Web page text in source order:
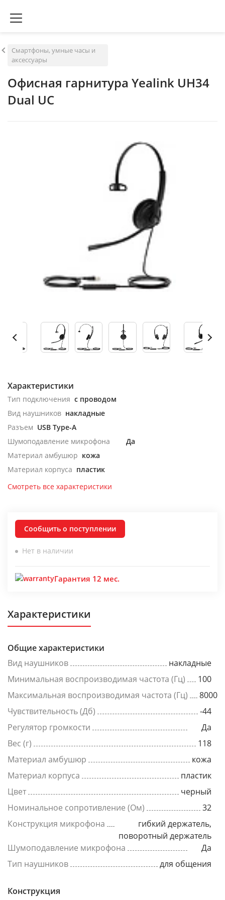
Смартфоны, умные часы и
аксессуары
Офисная гарнитура Yealink UH34
Dual UC
Характеристики
Тип подключения с проводом
Вид наушников накладные
Разъем USB Type-A
Шумоподавление микрофона
Да
Материал амбушюр кожа
Материал корпуса пластик
Смотреть все характеристики
Сообщить о поступлении
Нет в наличии
Гарантия 12 мес.
Характеристики
Общие характеристики
Вид наушников
накладные
Минимальная воспроизводимая частота (Гц)
100
Максимальная воспроизводимая частота (Гц)
8000
Чувствительность (Дб)
-44
Регулятор громкости
Да
Вес (г)
118
Материал амбушюр
кожа
Материал корпуса
пластик
Цвет
черный
Номинальное сопротивление (Ом)
32
Конструкция микрофона
гибкий держатель,
поворотный держатель
Шумоподавление микрофона
Да
Тип наушников
для общения
Конструкция